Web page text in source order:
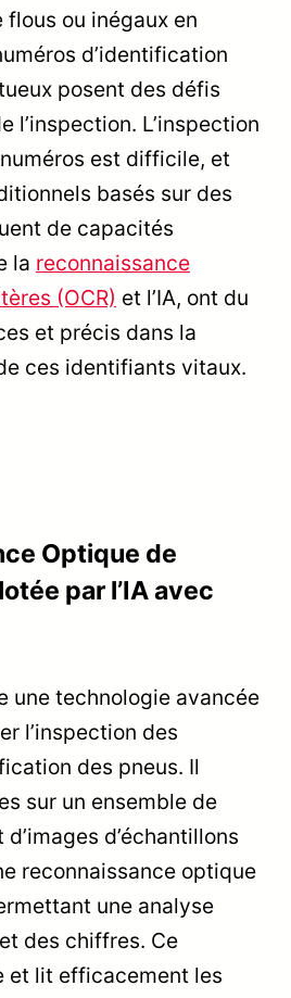
flous ou inégaux en
d’identification
posent des défis
l’inspection. L’inspection
est difficile, et
basés sur des
de capacités
la reconnaissance
(OCR) et l’IA, ont du
et précis dans la
ces identifiants vitaux.
Optique de
par l’IA avec
une technologie avancée
l’inspection des
des pneus. Il
sur un ensemble de
d’échantillons
reconnaissance optique
une analyse
des chiffres. Ce
et lit efficacement les